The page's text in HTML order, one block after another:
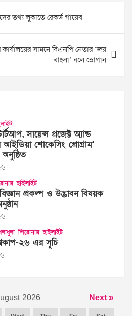
তথ্য লুকাতে রেকর্ড গায়েব
সামনে বিএনপি নেতার ‘জয়
বাংলা’ বলে স্লোগান
সায়েন্স প্রজেক্ট অ্যান্ড
শোকেসিং প্রোগ্রাম’
হাইলাইট
প্রকল্প ও উদ্ভাবন বিষয়ক
শিরোনাম হাইলাইট
২৬ এর সূচি
2026 Next »